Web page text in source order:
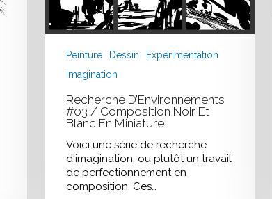
Peinture Dessin
Expérimentation
Imagination
Recherche D’Environnements
#03 / Composition Noir Et
Blanc En Miniature
Voici une série de recherche
d'imagination, ou plutôt un travail
de perfectionnement en
composition. Ces…